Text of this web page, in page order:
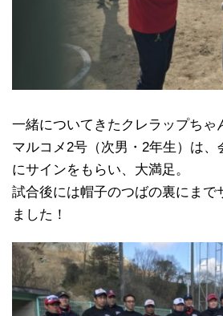
一緒についてきたクレラップちゃ
マルコメ2号（次男・2年生）は、
にサインをもらい、大満足。
試合後には帽子のつばの裏にまで
ました！